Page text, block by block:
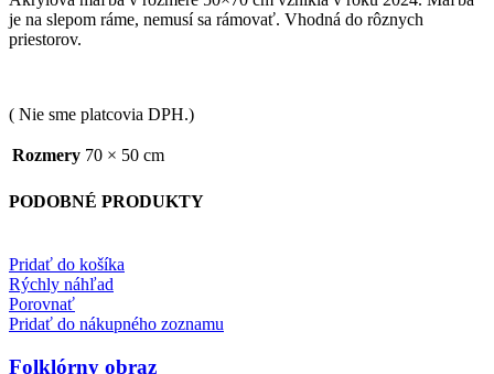
je na slepom ráme, nemusí sa rámovať. Vhodná do rôznych
priestorov.
( Nie sme platcovia DPH.)
Rozmery 70 × 50 cm
PODOBNÉ PRODUKTY
Pridať do košíka
Rýchly náhľad
Porovnať
Pridať do nákupného zoznamu
Folklórny obraz